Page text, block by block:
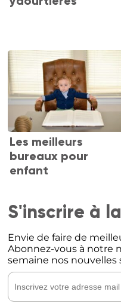
Les meilleurs
bureaux pour
enfant
S'inscrire à
Envie de faire de
Abonnez-vous à notre
semaine nos nouvelles